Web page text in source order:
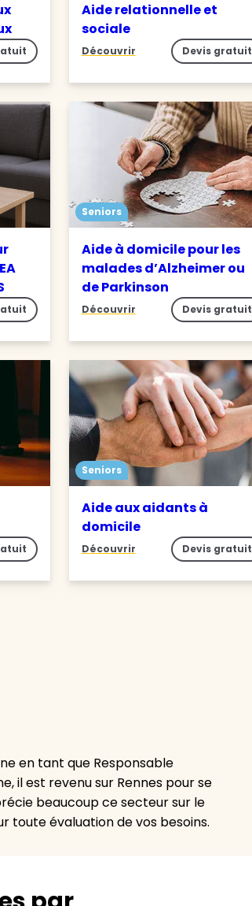
Aide relationnelle et
sociale
Découvrir Devis gratuit
Seniors
Aide à domicile pour les
malades d’Alzheimer ou
de Parkinson
Découvrir Devis gratuit
Seniors
Aide aux aidants à
domicile
Découvrir Devis gratuit
en tant que Responsable
il est revenu sur Rennes pour se
beaucoup ce secteur sur le
toute évaluation de vos besoins.